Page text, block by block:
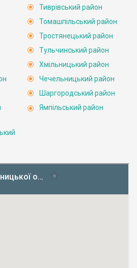
Тиврівський район
Томашпільський район
Тростянецький район
Тульчинський район
Хмільницький район
Чечельницький район
Шаргородський район
Ямпільський район